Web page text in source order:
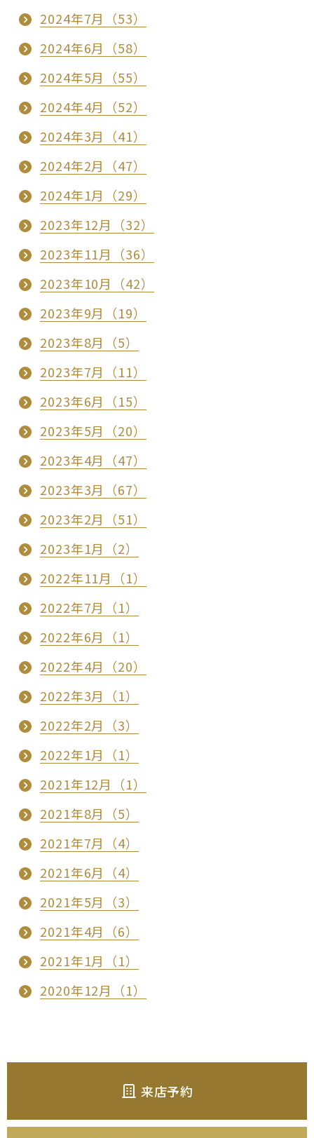
2024年7月（53）
2024年6月（58）
2024年5月（55）
2024年4月（52）
2024年3月（41）
2024年2月（47）
2024年1月（29）
2023年12月（32）
2023年11月（36）
2023年10月（42）
2023年9月（19）
2023年8月（5）
2023年7月（11）
2023年6月（15）
2023年5月（20）
2023年4月（47）
2023年3月（67）
2023年2月（51）
2023年1月（2）
2022年11月（1）
2022年7月（1）
2022年6月（1）
2022年4月（20）
2022年3月（1）
2022年2月（3）
2022年1月（1）
2021年12月（1）
2021年8月（5）
2021年7月（4）
2021年6月（4）
2021年5月（3）
2021年4月（6）
2021年1月（1）
2020年12月（1）
来店予約